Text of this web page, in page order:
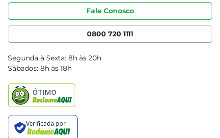
Portal do fornecedor
Cencosud Media
Código de ética
Serviços
Clube Bretas
Blog Bretas
Black Friday
Fale Conosco
0800 720 1111
Segunda à Sexta: 8h às 20h
Sábados: 8h às 18h